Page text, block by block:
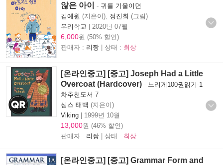
않은 아이
- 귀를 기울이면
김예원 (지은이), 정진희 (그림)
우리학교 | 2020년 07월
6,000원 (50% 할인)
판매자 : 리짱 | 상태 : 최상
[온라인중고] [중고] Joseph Had a Little
Overcoat (Hardcover) - 느리게100권읽기-1
차추천도서 7
심스 태백 (지은이)
Viking | 1999년 10월
13,000원 (46% 할인)
판매자 : 리짱 | 상태 : 최상
[온라인중고] [중고] Grammar Form and